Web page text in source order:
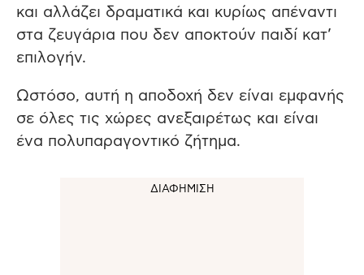
και αλλάζει δραματικά και κυρίως απέναντι
στα ζευγάρια που δεν αποκτούν παιδί κατ’
επιλογήν.
Ωστόσο, αυτή η αποδοχή δεν είναι εμφανής
σε όλες τις χώρες ανεξαιρέτως και είναι
ένα πολυπαραγοντικό ζήτημα.